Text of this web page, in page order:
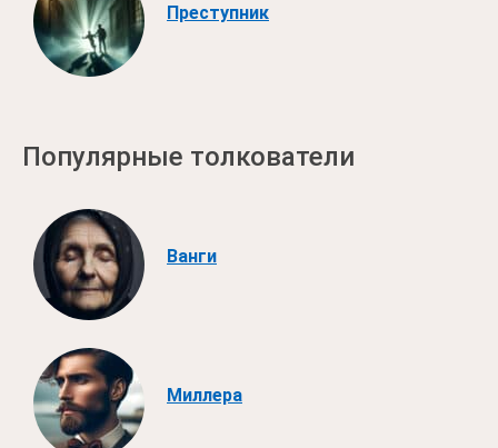
Преступник
Популярные толкователи
Ванги
Миллера